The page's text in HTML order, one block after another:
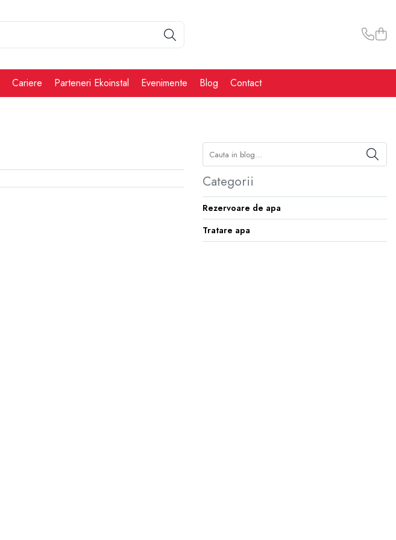
Cariere Parteneri Ekoinstal Evenimente Blog Contact
Categorii
Rezervoare de apa
Tratare apa